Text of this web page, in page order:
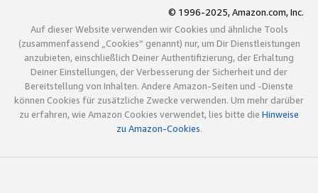
© 1996-2025, Amazon.com, Inc.
Auf dieser Website verwenden wir Cookies und ähnliche Tools
(zusammenfassend „Cookies“ genannt) nur, um Dir Dienstleistungen
anzubieten, einschließlich Deiner Authentifizierung, der Erhaltung
Deiner Einstellungen, der Verbesserung der Sicherheit und der
Bereitstellung von Inhalten. Andere Amazon-Seiten und -Dienste
können Cookies für zusätzliche Zwecke verwenden. Um mehr darüber
zu erfahren, wie Amazon Cookies verwendet, lies bitte die Hinweise
zu Amazon-Cookies.